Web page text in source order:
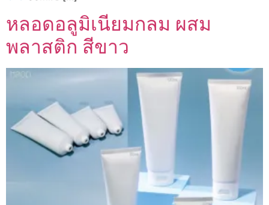
หลอดอลูมิเนียมกลม ผสม
พลาสติก สีขาว